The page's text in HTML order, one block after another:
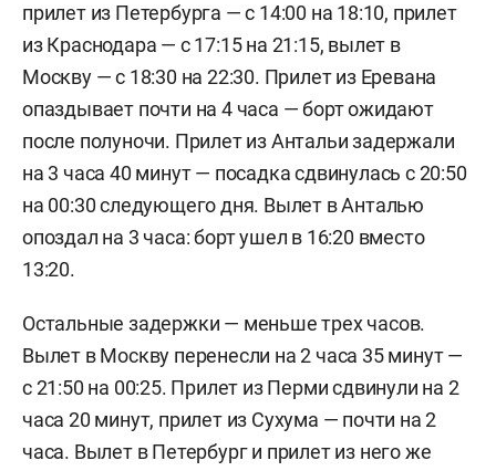
прилет из Петербурга — с 14:00 на 18:10, прилет
из Краснодара — с 17:15 на 21:15, вылет в
Москву — с 18:30 на 22:30. Прилет из Еревана
опаздывает почти на 4 часа — борт ожидают
после полуночи. Прилет из Антальи задержали
на 3 часа 40 минут — посадка сдвинулась с 20:50
на 00:30 следующего дня. Вылет в Анталью
опоздал на 3 часа: борт ушел в 16:20 вместо
13:20.
Остальные задержки — меньше трех часов.
Вылет в Москву перенесли на 2 часа 35 минут —
с 21:50 на 00:25. Прилет из Перми сдвинули на 2
часа 20 минут, прилет из Сухума — почти на 2
часа. Вылет в Петербург и прилет из него же